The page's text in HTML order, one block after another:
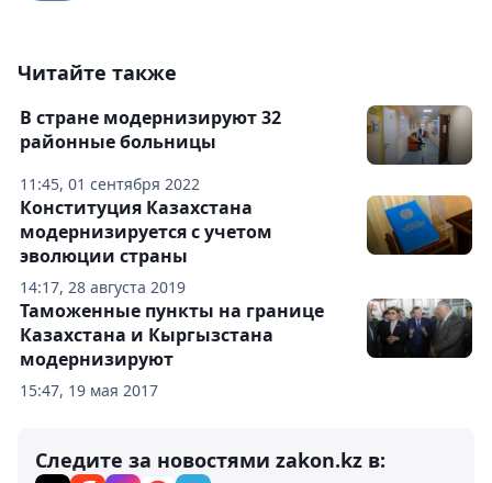
Читайте также
11:45, 01 сентября 2022
В стране модернизируют 32
районные больницы
14:17, 28 августа 2019
Конституция Казахстана
модернизируется с учетом
эволюции страны
15:47, 19 мая 2017
Таможенные пункты на границе
Казахстана и Кыргызстана
модернизируют
Следите за новостями zakon.kz в: